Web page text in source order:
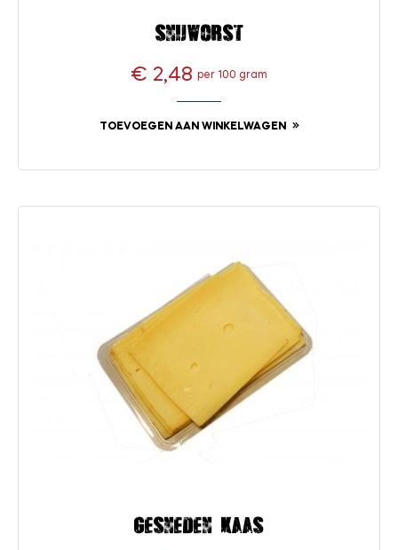
Snijworst
Prijs
€ 2,48 per 100 gram
TOEVOEGEN AAN WINKELWAGEN
Gesneden kaas